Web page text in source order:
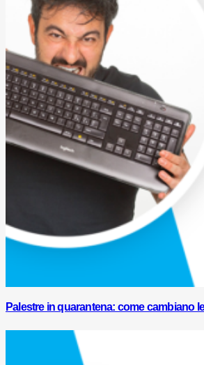
Palestre in quarantena: come cambiano